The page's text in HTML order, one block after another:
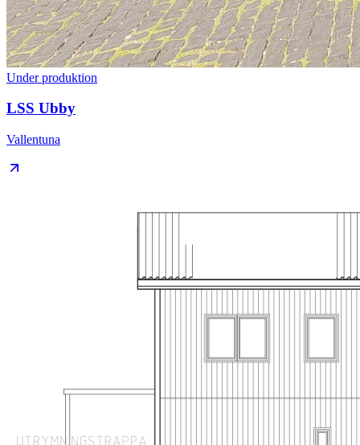
Under produktion
LSS Ubby
Vallentuna